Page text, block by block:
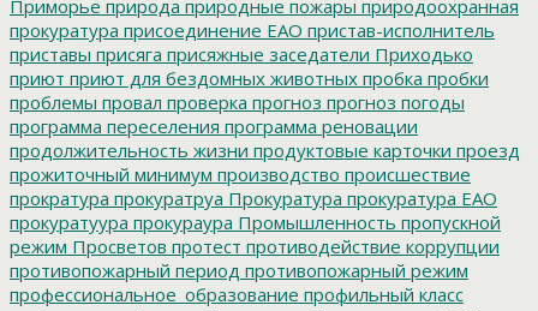
Приморье природа природные пожары природоохранная
прокуратура присоединение ЕАО пристав-исполнитель
приставы присяга присяжные заседатели Приходько
приют приют для бездомных животных пробка пробки
проблемы провал проверка прогноз прогноз погоды
программа переселения программа реновации
продолжительность жизни продуктовые карточки проезд
прожиточный минимум производство происшествие
прократура прокуратруа Прокуратура прокуратура ЕАО
прокуратуура прокураура Промышленность пропускной
режим Просветов протест противодействие коррупции
противопожарный период противопожарный режим
профессиональное_образование профильный класс